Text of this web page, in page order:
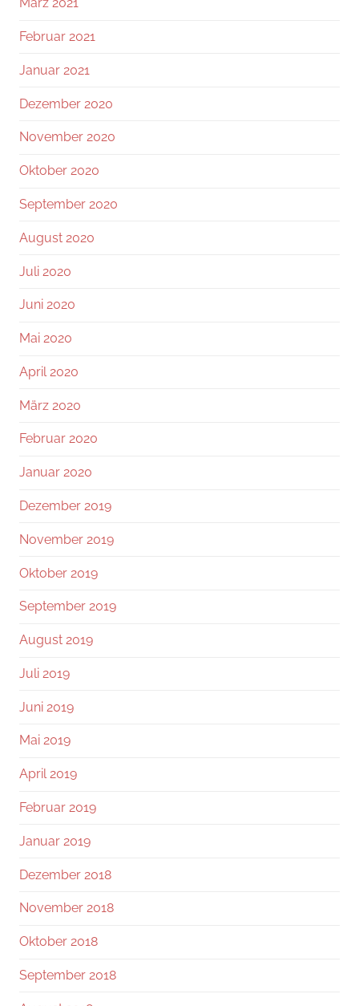
Februar 2021
Januar 2021
Dezember 2020
November 2020
Oktober 2020
September 2020
August 2020
Juli 2020
Juni 2020
Mai 2020
April 2020
März 2020
Februar 2020
Januar 2020
Dezember 2019
November 2019
Oktober 2019
September 2019
August 2019
Juli 2019
Juni 2019
Mai 2019
April 2019
Februar 2019
Januar 2019
Dezember 2018
November 2018
Oktober 2018
September 2018